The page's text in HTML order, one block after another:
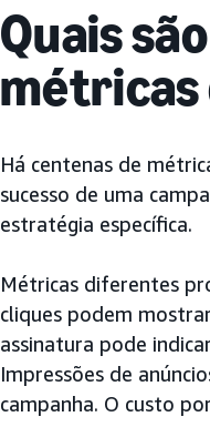
Quais
métricas
Há centenas de
sucesso de uma
estratégia específica.
Métricas diferentes
cliques podem
assinatura pode
Impressões de
campanha. O custo